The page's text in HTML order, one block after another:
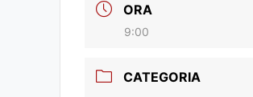
ORA
9:00
CATEGORIA